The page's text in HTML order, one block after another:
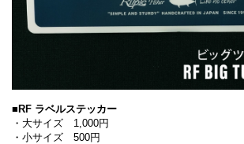
■RF ラベルステッカー
・大サイズ 1,000円
・小サイズ 500円